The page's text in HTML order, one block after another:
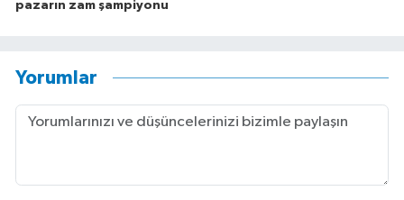
pazarın zam şampiyonu
Yorumlar